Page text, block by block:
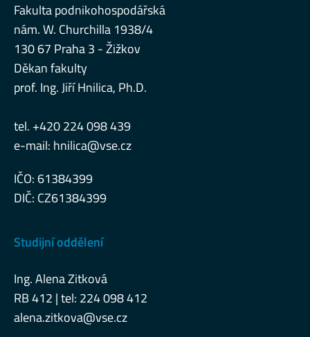
Fakulta podnikohospodářská
nám. W. Churchilla 1938/4
130 67 Praha 3 - Žižkov
Děkan fakulty
prof. Ing. Jiří Hnilica, Ph.D.
tel. +420 224 098 439
e-mail: hnilica@vse.cz
IČO: 61384399
DIČ: CZ61384399
Studijní oddělení
Ing. Alena Zitková
RB 412 | tel: 224 098 412
alena.zitkova@vse.cz